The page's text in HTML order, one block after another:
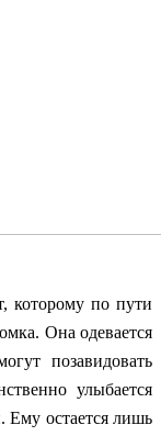
по пути
Она одевается
позавидовать
улыбается
Ему остается лишь